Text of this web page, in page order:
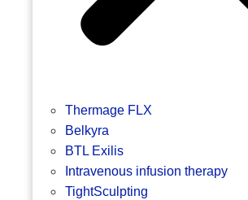
Thermage FLX
Belkyra
BTL Exilis
Intravenous infusion therapy
TightSculpting